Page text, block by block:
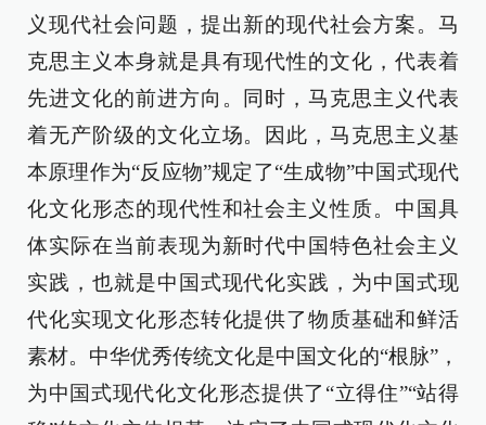
义现代社会问题，提出新的现代社会方案。马
克思主义本身就是具有现代性的文化，代表着
先进文化的前进方向。同时，马克思主义代表
着无产阶级的文化立场。因此，马克思主义基
本原理作为“反应物”规定了“生成物”中国式现代
化文化形态的现代性和社会主义性质。中国具
体实际在当前表现为新时代中国特色社会主义
实践，也就是中国式现代化实践，为中国式现
代化实现文化形态转化提供了物质基础和鲜活
素材。中华优秀传统文化是中国文化的“根脉”，
为中国式现代化文化形态提供了“立得住”“站得